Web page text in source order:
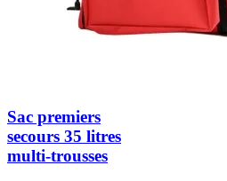
Sac premiers
secours 35 litres
multi-trousses